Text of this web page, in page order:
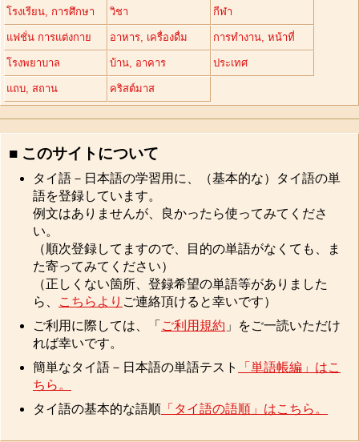
โรงเรียน, การศึกษา วิชา กีฬา
แฟชั่น การแต่งกาย อาหาร, เครื่องดื่ม การทำงาน, หน้าที่
โรงพยาบาล บ้าน, อาคาร ประเทศ
แถบ, สถาน คริสต์มาส
■ このサイトについて
タイ語－日本語の学習用に、（基本的な）タイ語の単
語を登録しています。
例文はありませんが、良かったら使ってみてくださ
い。
（順次登録してますので、目的の単語がなくても、ま
た寄ってみてください）
（正しくない箇所、登録希望の単語等がありました
ら、
こちらより ご連絡頂けると幸いです）
ご利用に際しては、「 ご利用規約 」をご一読いただけ
れば幸いです。
簡単なタイ語－日本語の単語テスト
「単語帳編」はこ
ちら。
タイ語の基本的な語順 「タイ語の語順」はこちら。